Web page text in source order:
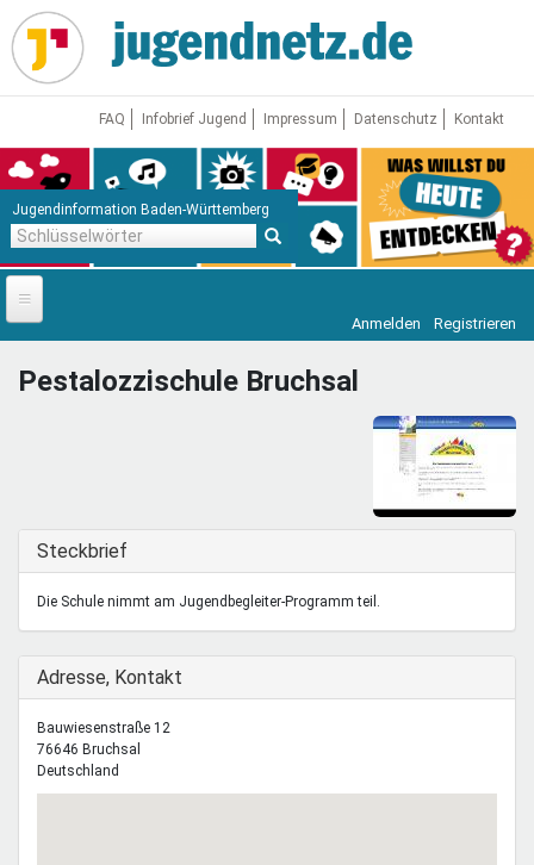
Direkt
zum
Inhalt
FAQ Infobrief Jugend Impressum Datenschutz Kontakt
Jugendinformation Baden-Württemberg
Startseite
News
Mentoren & Projekte
Schule & Beruf
Anmelden Registrieren
Pestalozzischule Bruchsal
Ausblenden
Steckbrief
Die Schule nimmt am Jugendbegleiter-Programm teil.
Ausblenden
Adresse, Kontakt
Bauwiesenstraße 12
76646 Bruchsal
Deutschland